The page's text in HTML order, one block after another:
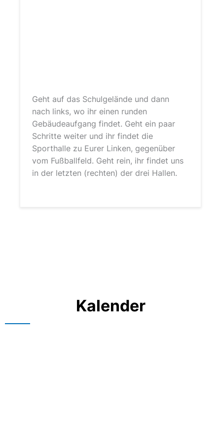
Geht auf das Schulgelände und dann
nach links, wo ihr einen runden
Gebäudeaufgang findet. Geht ein paar
Schritte weiter und ihr findet die
Sporthalle zu Eurer Linken, gegenüber
vom Fußballfeld. Geht rein, ihr findet uns
in der letzten (rechten) der drei Hallen.
Kalender